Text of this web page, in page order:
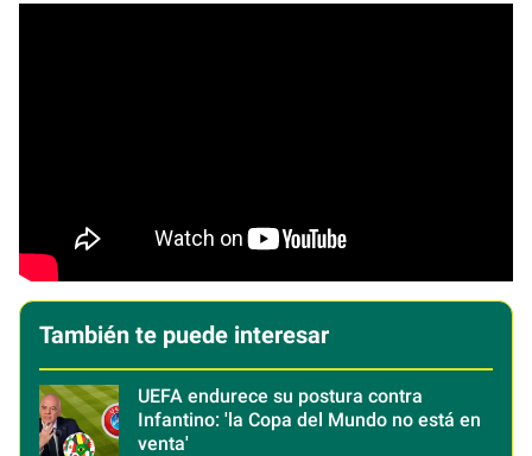
También te puede interesar
UEFA endurece su postura contra
Infantino: 'la Copa del Mundo no está en
venta'